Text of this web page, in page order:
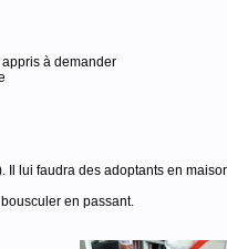
appris à demander
Il lui faudra des adoptants en
en passant.